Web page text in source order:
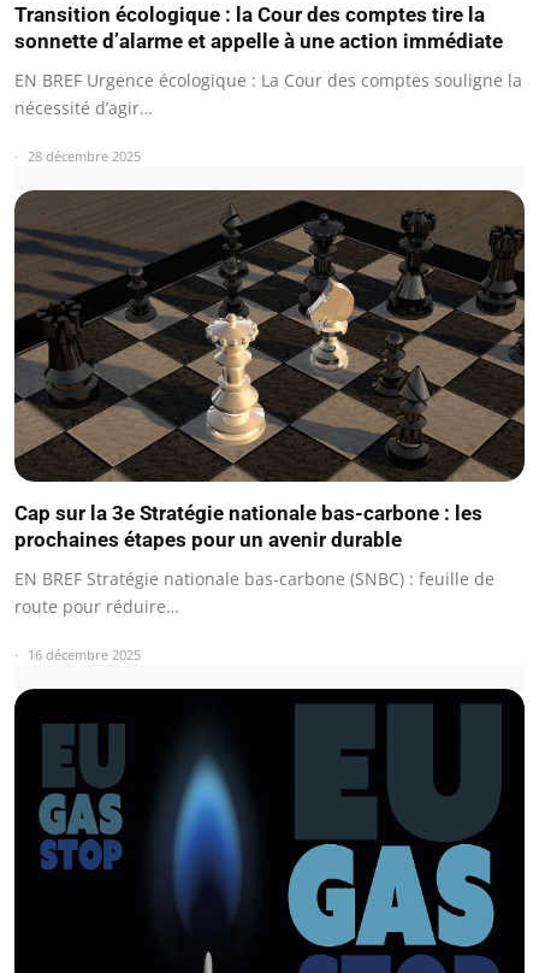
Transition écologique : la Cour des comptes tire la
sonnette d’alarme et appelle à une action immédiate
EN BREF Urgence écologique : La Cour des comptes souligne la
nécessité d’agir…
28 décembre 2025
Cap sur la 3e Stratégie nationale bas-carbone : les
prochaines étapes pour un avenir durable
EN BREF Stratégie nationale bas-carbone (SNBC) : feuille de
route pour réduire…
16 décembre 2025